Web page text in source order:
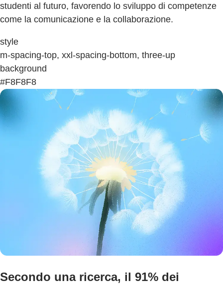
studenti al futuro, favorendo lo sviluppo di competenze
come la comunicazione e la collaborazione.
style
m-spacing-top, xxl-spacing-bottom, three-up
background
#F8F8F8
Secondo una ricerca, il 91% dei